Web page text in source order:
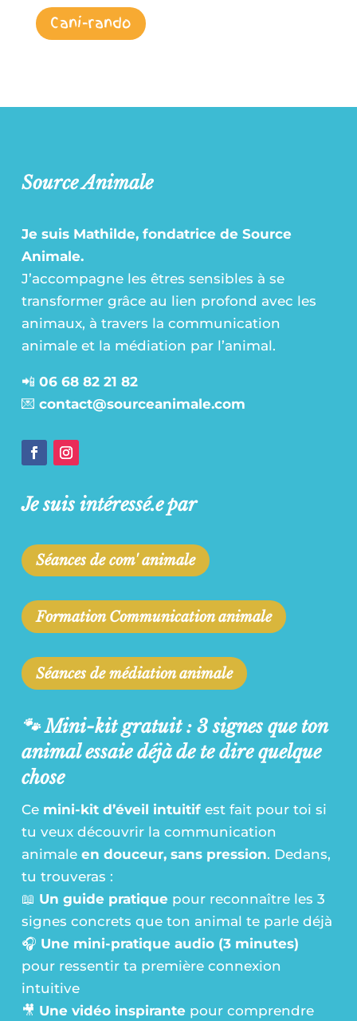
Cani-rando
Source Animale
Je suis Mathilde, fondatrice de Source
Animale.
J’accompagne les êtres sensibles à se
transformer grâce au lien profond avec les
animaux, à travers la communication
animale et la médiation par l’animal.
📲 06 68 82 21 82
💌 contact@sourceanimale.com
Je suis intéressé.e par
Séances de com' animale
Formation Communication animale
Séances de médiation animale
🐾 Mini-kit gratuit : 3 signes que ton
animal essaie déjà de te dire quelque
chose
Ce mini-kit d’éveil intuitifest fait pour toi si
tu veux découvrir la communication
animale en douceur, sans pression. Dedans,
tu trouveras :
📖 Un guide pratiquepour reconnaître les 3
signes concrets que ton animal te parle déjà
🎧 Une mini-pratique audio (3 minutes)
pour ressentir ta première connexion
intuitive
🎥 Une vidéo inspirantepour comprendre